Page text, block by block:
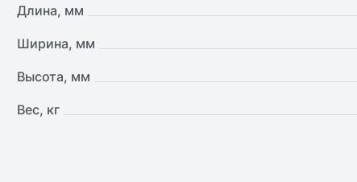
Длина, мм
Ширина, мм
Высота, мм
Вес, кг